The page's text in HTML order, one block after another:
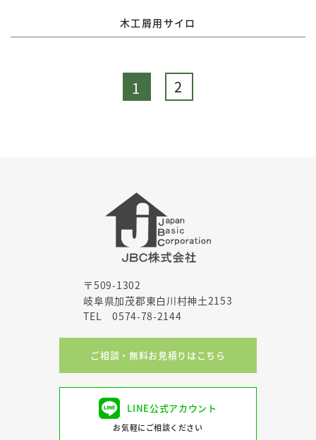
木工屑用サイロ
1 2
〒509-1302
岐阜県加茂郡東白川村神土2153
TEL 0574-78-2144
ご相談・無料お見積りはこちら
LINE公式アカウント
お気軽にご相談ください